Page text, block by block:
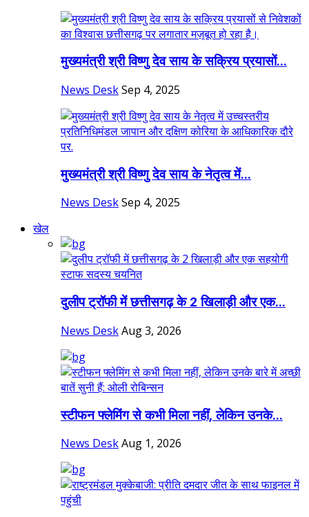
मुख्यमंत्री श्री विष्णु देव साय के सक्रिय प्रयासों...
News DeskSep 4, 2025
मुख्यमंत्री श्री विष्णु देव साय के नेतृत्व में...
News DeskSep 4, 2025
खेल
दुलीप ट्रॉफी में छत्तीसगढ़ के 2 खिलाड़ी और एक...
News DeskAug 3, 2026
स्टीफन फ्लेमिंग से कभी मिला नहीं, लेकिन उनके...
News DeskAug 1, 2026